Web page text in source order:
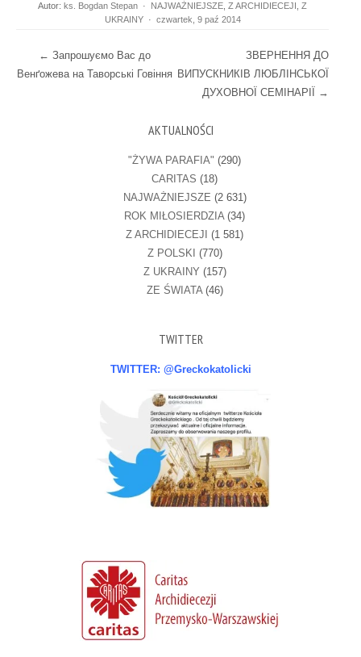
Autor: ks. Bogdan Stepan · NAJWAŻNIEJSZE Z ARCHIDIECEJI Z
UKRAINY
· czwartek, 9 paź 2014
Post navigation
← Запрошуємо Вас до
Венґожева на Таворські Говіння
ЗВЕРНЕННЯ ДО
ВИПУСКНИКІВ ЛЮБЛІНСЬКОЇ
ДУХОВНОЇ СЕМІНАРІЇ
→
AKTUALNOŚCI
"ŻYWA PARAFIA" (290)
CARITAS (18)
NAJWAŻNIEJSZE (2 631)
ROK MIŁOSIERDZIA (34)
Z ARCHIDIECEJI (1 581)
Z POLSKI (770)
Z UKRAINY (157)
ZE ŚWIATA(46)
TWITTER
TWITTER: @Greckokatolicki